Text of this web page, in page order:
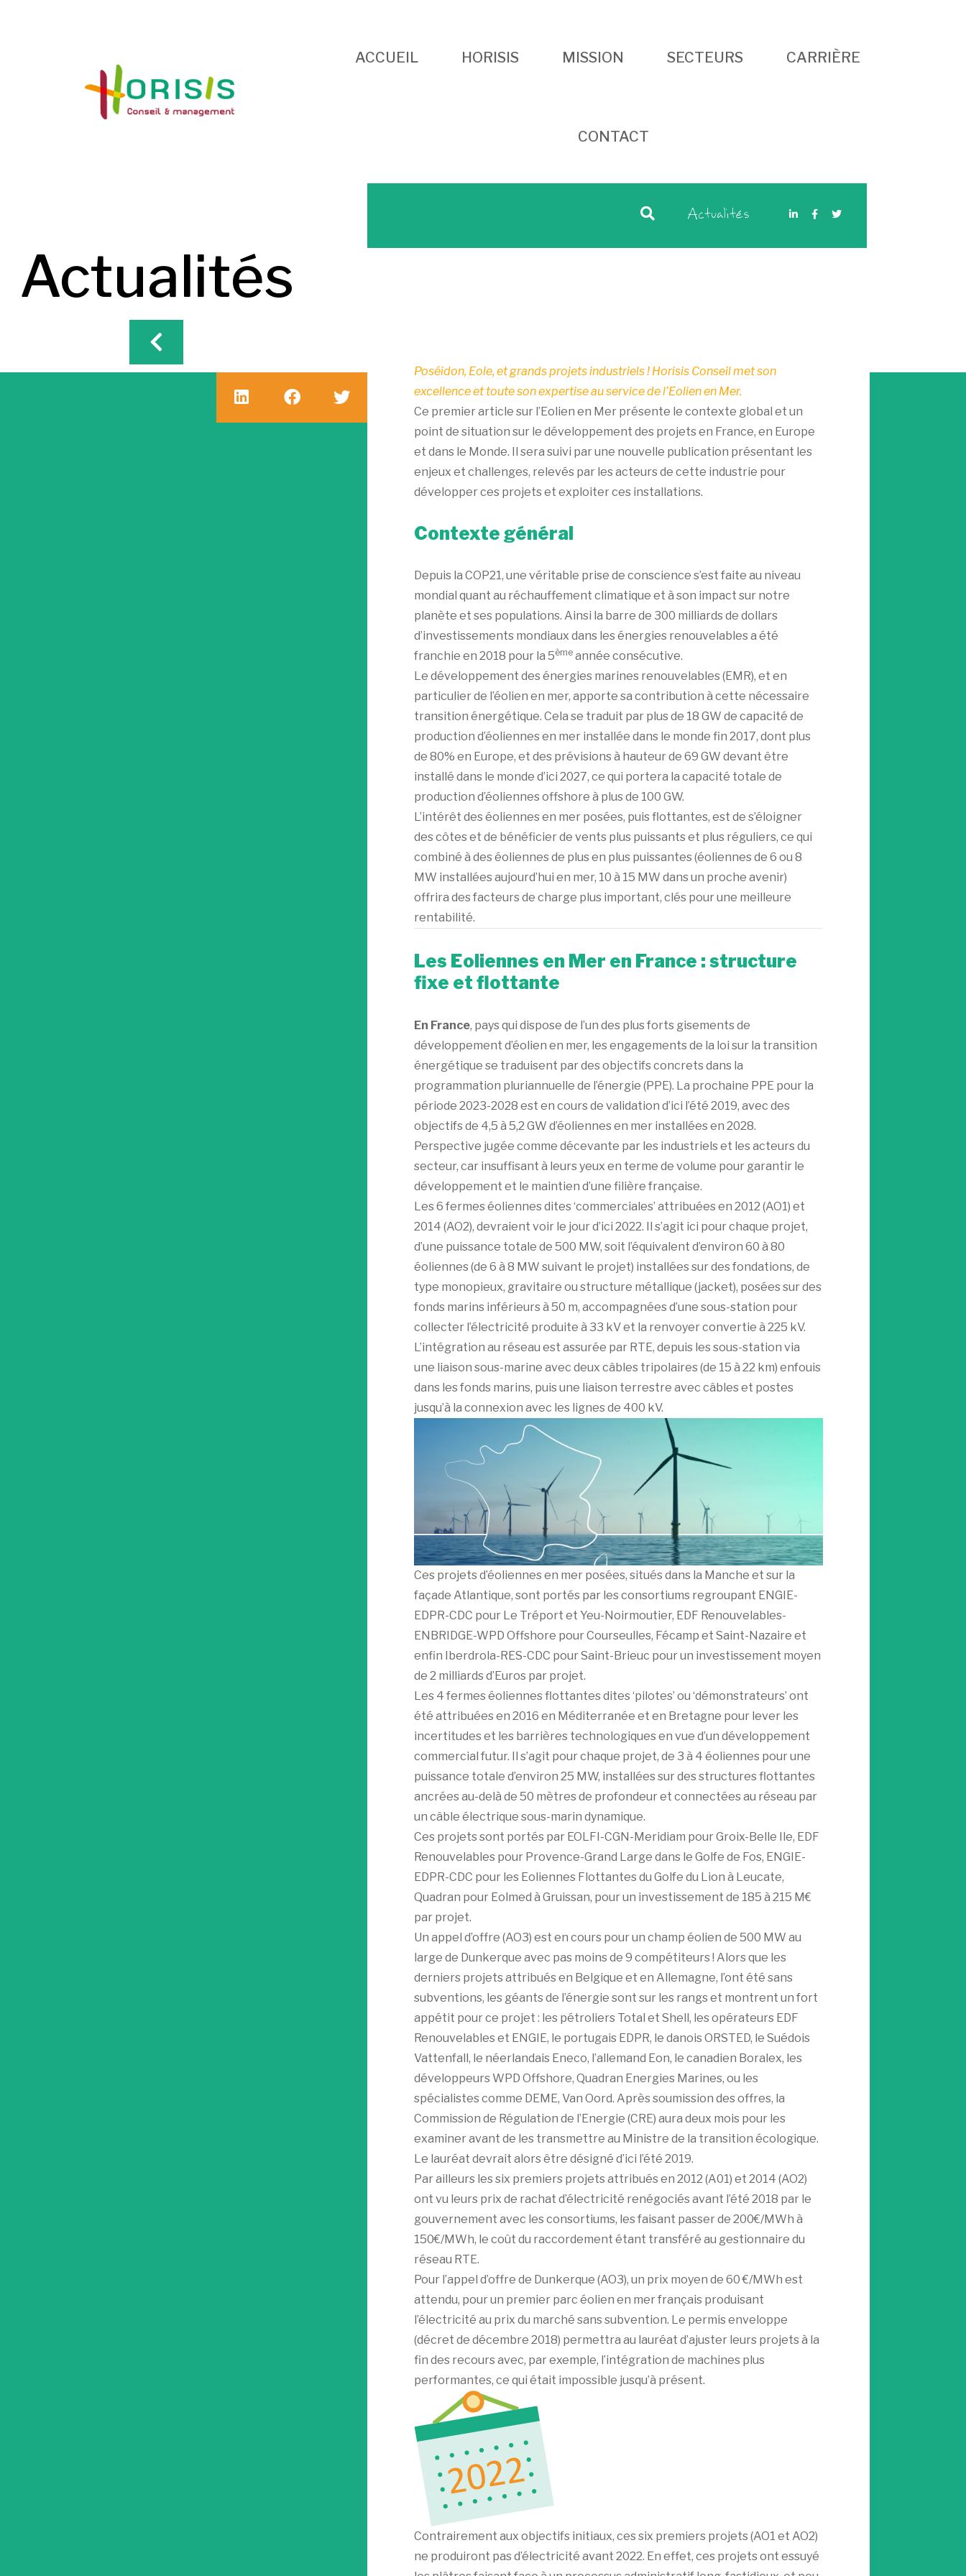
ACCUEIL HORISIS MISSION SECTEURS CARRIÈRE
CONTACT
Actualités
Actualités
Poséidon, Eole, et grands projets industriels ! Horisis Conseil met son
excellence et toute son expertise au service de l’Eolien en Mer.
Ce premier article sur l’Eolien en Mer présente le contexte global et un
point de situation sur le développement des projets en France, en Europe
et dans le Monde. Il sera suivi par une nouvelle publication présentant les
enjeux et challenges, relevés par les acteurs de cette industrie pour
développer ces projets et exploiter ces installations.
Contexte général
Depuis la COP21, une véritable prise de conscience s’est faite au niveau
mondial quant au réchauffement climatique et à son impact sur notre
planète et ses populations. Ainsi la barre de 300 milliards de dollars
d’investissements mondiaux dans les énergies renouvelables a été
franchie en 2018 pour la 5èmeannée consécutive.
Le développement des énergies marines renouvelables (EMR), et en
particulier de l’éolien en mer, apporte sa contribution à cette nécessaire
transition énergétique. Cela se traduit par plus de 18 GW de capacité de
production d’éoliennes en mer installée dans le monde fin 2017, dont plus
de 80% en Europe, et des prévisions à hauteur de 69 GW devant être
installé dans le monde d’ici 2027, ce qui portera la capacité totale de
production d’éoliennes offshore à plus de 100 GW.
L’intérêt des éoliennes en mer posées, puis flottantes, est de s’éloigner
des côtes et de bénéficier de vents plus puissants et plus réguliers, ce qui
combiné à des éoliennes de plus en plus puissantes (éoliennes de 6 ou 8
MW installées aujourd’hui en mer, 10 à 15 MW dans un proche avenir)
offrira des facteurs de charge plus important, clés pour une meilleure
rentabilité.
Les Eoliennes en Mer en France : structure
fixe et flottante
En France, pays qui dispose de l’un des plus forts gisements de
développement d’éolien en mer, les engagements de la loi sur la transition
énergétique se traduisent par des objectifs concrets dans la
programmation pluriannuelle de l’énergie (PPE). La prochaine PPE pour la
période 2023-2028 est en cours de validation d’ici l’été 2019, avec des
objectifs de 4,5 à 5,2 GW d’éoliennes en mer installées en 2028.
Perspective jugée comme décevante par les industriels et les acteurs du
secteur, car insuffisant à leurs yeux en terme de volume pour garantir le
développement et le maintien d’une filière française.
Les 6 fermes éoliennes dites ‘commerciales’ attribuées en 2012 (AO1) et
2014 (AO2), devraient voir le jour d’ici 2022. Il s’agit ici pour chaque projet,
d’une puissance totale de 500 MW, soit l’équivalent d’environ 60 à 80
éoliennes (de 6 à 8 MW suivant le projet) installées sur des fondations, de
type monopieux, gravitaire ou structure métallique (jacket), posées sur des
fonds marins inférieurs à 50 m, accompagnées d’une sous-station pour
collecter l’électricité produite à 33 kV et la renvoyer convertie à 225 kV.
L’intégration au réseau est assurée par RTE, depuis les sous-station via
une liaison sous-marine avec deux câbles tripolaires (de 15 à 22 km) enfouis
dans les fonds marins, puis une liaison terrestre avec câbles et postes
jusqu’à la connexion avec les lignes de 400 kV.
Ces projets d’éoliennes en mer posées, situés dans la Manche et sur la
façade Atlantique, sont portés par les consortiums regroupant ENGIE-
EDPR-CDC pour Le Tréport et Yeu-Noirmoutier, EDF Renouvelables-
ENBRIDGE-WPD Offshore pour Courseulles, Fécamp et Saint-Nazaire et
enfin Iberdrola-RES-CDC pour Saint-Brieuc pour un investissement moyen
de 2 milliards d’Euros par projet.
Les 4 fermes éoliennes flottantes dites ‘pilotes’ ou ‘démonstrateurs’ ont
été attribuées en 2016 en Méditerranée et en Bretagne pour lever les
incertitudes et les barrières technologiques en vue d’un développement
commercial futur. Il s’agit pour chaque projet, de 3 à 4 éoliennes pour une
puissance totale d’environ 25 MW, installées sur des structures flottantes
ancrées au-delà de 50 mètres de profondeur et connectées au réseau par
un câble électrique sous-marin dynamique.
Ces projets sont portés par EOLFI-CGN-Meridiam pour Groix-Belle Ile, EDF
Renouvelables pour Provence-Grand Large dans le Golfe de Fos, ENGIE-
EDPR-CDC pour les Eoliennes Flottantes du Golfe du Lion à Leucate,
Quadran pour Eolmed à Gruissan, pour un investissement de 185 à 215 M€
par projet.
Un appel d’offre (AO3) est en cours pour un champ éolien de 500 MW au
large de Dunkerque avec pas moins de 9 compétiteurs ! Alors que les
derniers projets attribués en Belgique et en Allemagne, l’ont été sans
subventions, les géants de l’énergie sont sur les rangs et montrent un fort
appétit pour ce projet : les pétroliers Total et Shell, les opérateurs EDF
Renouvelables et ENGIE, le portugais EDPR, le danois ORSTED, le Suédois
Vattenfall, le néerlandais Eneco, l’allemand Eon, le canadien Boralex, les
développeurs WPD Offshore, Quadran Energies Marines, ou les
spécialistes comme DEME, Van Oord. Après soumission des offres, la
Commission de Régulation de l’Energie (CRE) aura deux mois pour les
examiner avant de les transmettre au Ministre de la transition écologique.
Le lauréat devrait alors être désigné d’ici l’été 2019.
Par ailleurs les six premiers projets attribués en 2012 (A01) et 2014 (AO2)
ont vu leurs prix de rachat d’électricité renégociés avant l’été 2018 par le
gouvernement avec les consortiums, les faisant passer de 200€/MWh à
150€/MWh, le coût du raccordement étant transféré au gestionnaire du
réseau RTE.
Pour l’appel d’offre de Dunkerque (AO3), un prix moyen de 60 €/MWh est
attendu, pour un premier parc éolien en mer français produisant
l’électricité au prix du marché sans subvention. Le permis enveloppe
(décret de décembre 2018) permettra au lauréat d’ajuster leurs projets à la
fin des recours avec, par exemple, l’intégration de machines plus
performantes, ce qui était impossible jusqu’à présent.
Contrairement aux objectifs initiaux, ces six premiers projets (AO1 et AO2)
ne produiront pas d’électricité avant 2022. En effet, ces projets ont essuyé